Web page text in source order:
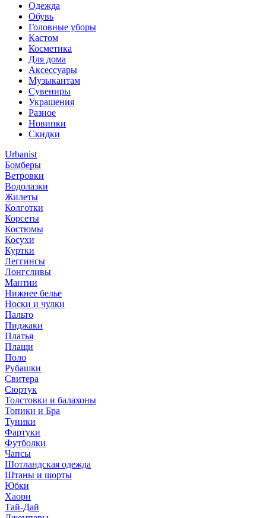
Одежда
Обувь
Головные уборы
Кастом
Косметика
Для дома
Аксессуары
Музыкантам
Сувениры
Украшения
Разное
Новинки
Скидки
Urbanist
Бомберы
Ветровки
Водолазки
Жилеты
Колготки
Корсеты
Костюмы
Косухи
Куртки
Леггинсы
Лонгсливы
Мантии
Нижнее белье
Носки и чулки
Пальто
Пиджаки
Платья
Плащи
Поло
Рубашки
Свитера
Сюртук
Толстовки и балахоны
Топики и Бра
Туники
Фартуки
Футболки
Чапсы
Шотландская одежда
Штаны и шорты
Юбки
Хаори
Тай-Дай